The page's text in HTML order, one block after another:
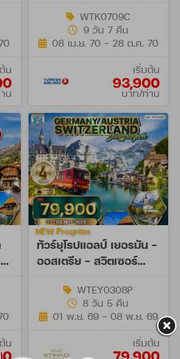
น
น
WTK0709C
9 วัน 7 คืน
08 เม.ย. 70 - 28 ต.ค. 70
เริ่มต้น
93,900
บาท/ท่าน
น
ทัวร์ยุโรปแอลป์ เยอรมัน -
ออสเตรีย - สวิตเซอร์
NOV 26
NEW Program
WTEY0308P
8 วัน 5 คืน
01 พ.ย. 69 - 08 พ.ย. 69
เริ่มต้น